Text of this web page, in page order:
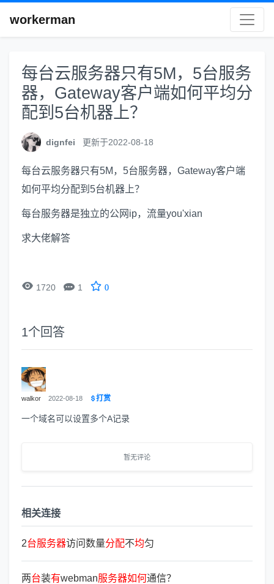
workerman
每台云服务器只有5M，5台服务
器，Gateway客户端如何平均分
配到5台机器上？
dignfei 更新于2022-08-18
每台云服务器只有5M，5台服务器，Gateway客户端
如何平均分配到5台机器上？
每台服务器是独立的公网ip，流量you'xian
求大佬解答
 1720  1 0
1个回答
walkor 2022-08-18 打赏
一个域名可以设置多个A记录
暂无评论
相关连接
2台服务器访问数量分配不均匀
两台装有webman服务器如何通信？